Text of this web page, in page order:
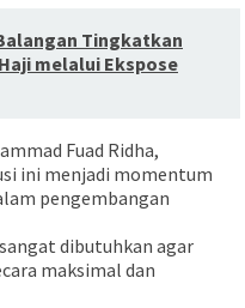
Tingkatkan
melalui Ekspose
Fuad Ridha,
ini menjadi momentum
pengembangan
dibutuhkan agar
maksimal dan